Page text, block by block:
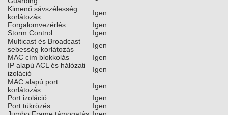
Kimenő sávszélesség
korlátozás
Igen
Forgalomvezérlés
Igen
Storm Control
Igen
Multicast és Broadcast
sebesség korlátozás
Igen
MAC cím blokkolás
Igen
IP alapú ACL és hálózati
izoláció
Igen
MAC alapú port
korlátozás
Igen
Port izoláció
Igen
Port tükrözés
Igen